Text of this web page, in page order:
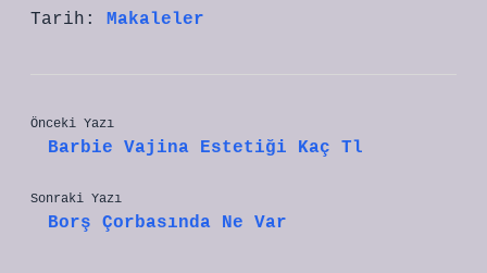
Tarih: Makaleler
Önceki Yazı
Barbie Vajina Estetiği Kaç Tl
Sonraki Yazı
Borş Çorbasında Ne Var